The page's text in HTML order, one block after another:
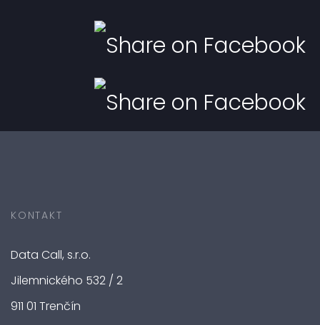
KONTAKT
Data Call, s.r.o.
Jilemnického 532 / 2
911 01 Trenčín